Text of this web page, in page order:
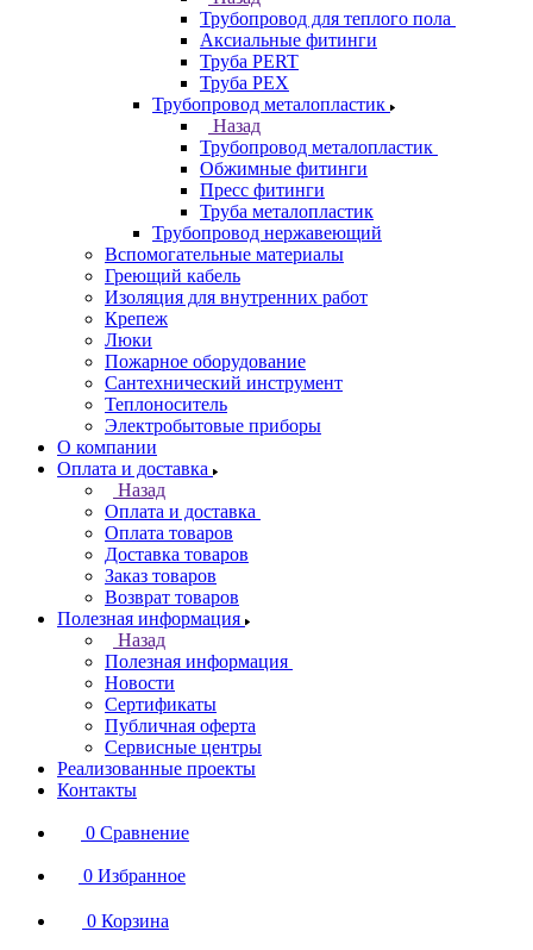
Трубопровод для теплого пола
Аксиальные фитинги
Труба PERT
Труба PEX
Трубопровод металопластик
Назад
Трубопровод металопластик
Обжимные фитинги
Пресс фитинги
Труба металопластик
Трубопровод нержавеющий
Вспомогательные материалы
Греющий кабель
Изоляция для внутренних работ
Крепеж
Люки
Пожарное оборудование
Сантехнический инструмент
Теплоноситель
Электробытовые приборы
О компании
Оплата и доставка
Назад
Оплата и доставка
Оплата товаров
Доставка товаров
Заказ товаров
Возврат товаров
Полезная информация
Назад
Полезная информация
Новости
Сертификаты
Публичная оферта
Сервисные центры
Реализованные проекты
Контакты
0 Сравнение
0 Избранное
0 Корзина